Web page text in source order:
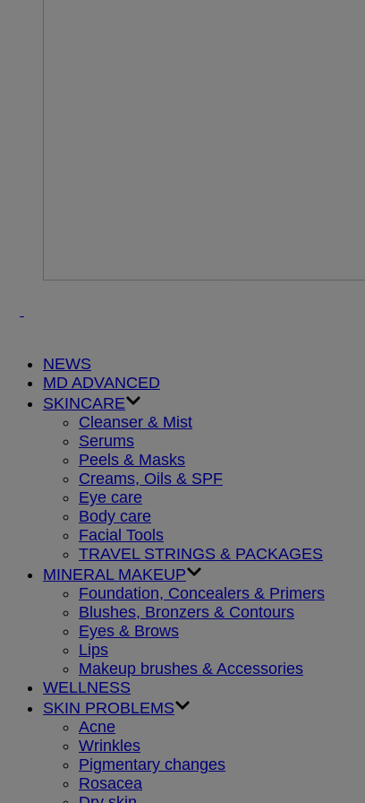
NEWS
MD ADVANCED
SKINCARE
Cleanser & Mist
Serums
Peels & Masks
Creams, Oils & SPF
Eye care
Body care
Facial Tools
TRAVEL STRINGS & PACKAGES
MINERAL MAKEUP
Foundation, Concealers & Primers
Blushes, Bronzers & Contours
Eyes & Brows
Lips
Makeup brushes & Accessories
WELLNESS
SKIN PROBLEMS
Acne
Wrinkles
Pigmentary changes
Rosacea